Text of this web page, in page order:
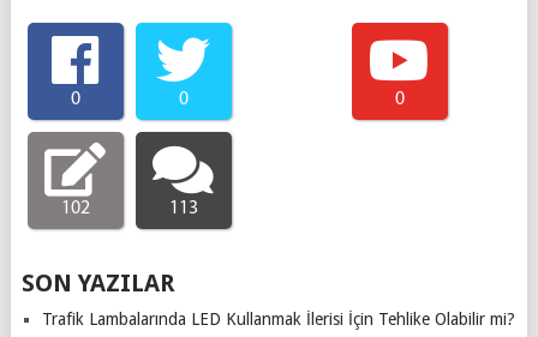
0 0 0
102 113
SON YAZILAR
Trafik Lambalarında LED Kullanmak İlerisi İçin Tehlike Olabilir mi?